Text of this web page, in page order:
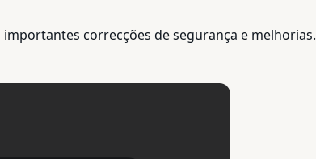
importantes correcções de segurança e melhorias.